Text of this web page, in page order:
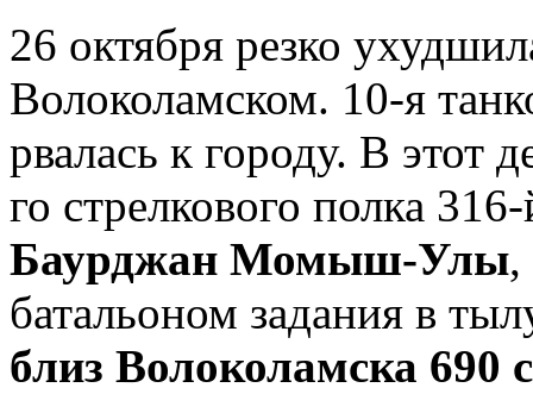
26 октября резко
Волоколамском. 10-я
рвалась к городу. В этот
го стрелкового полка
Баурджан Момыш-Улы,
батальоном задания в
близ Волоколамска 690